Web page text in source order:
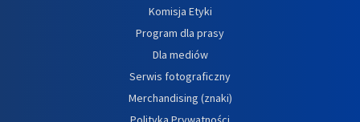
Komisja Etyki
Program dla prasy
Dla mediów
Serwis fotograficzny
Merchandising (znaki)